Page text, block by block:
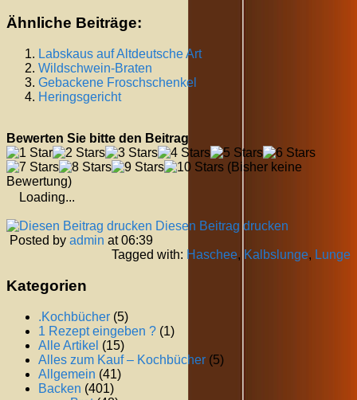
Ähnliche Beiträge:
Labskaus auf Altdeutsche Art
Wildschwein-Braten
Gebackene Froschschenkel
Heringsgericht
Bewerten Sie bitte den Beitrag
(Bisher keine
Bewertung)
Loading...
Diesen Beitrag drucken
Posted by admin at 06:39
Tagged with: Haschee, Kalbslunge, Lunge
Kategorien
.Kochbücher (5)
1 Rezept eingeben ? (1)
Alle Artikel (15)
Alles zum Kauf – Kochbücher (5)
Allgemein (41)
Backen (401)